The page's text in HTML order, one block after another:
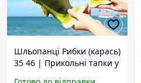
Шльопанці Рибки (карась)
35 46 | Прикольні тапки у